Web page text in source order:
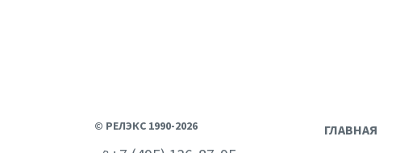
© РЕЛЭКС 1990-2026
ГЛАВНАЯ